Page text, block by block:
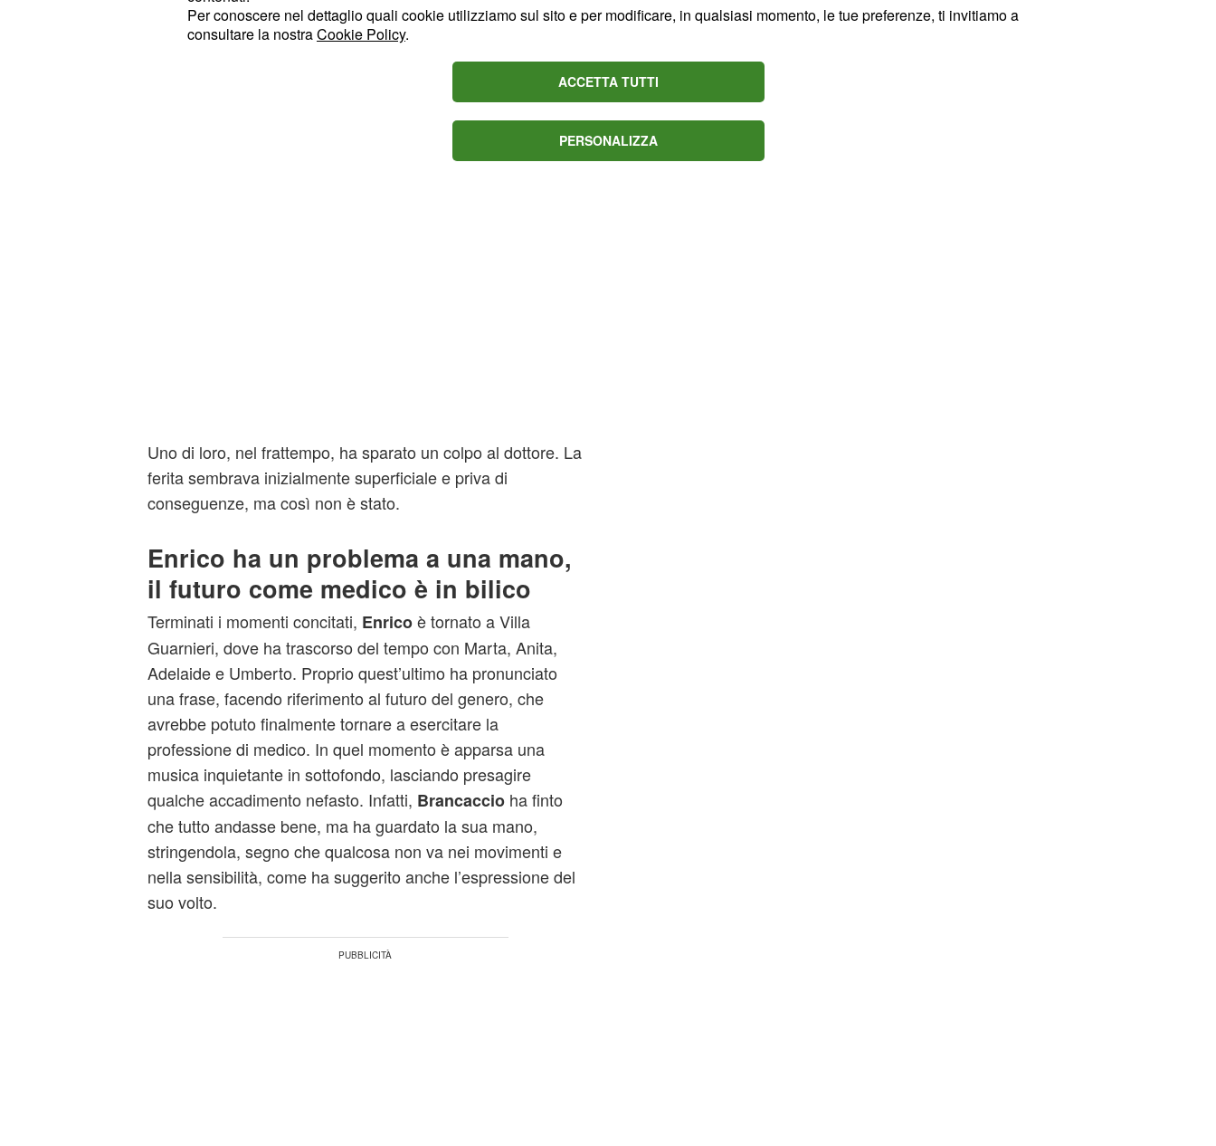
in realtà voleva sequestrarlo per impedirgli di arrivare a
destinazione. Resosi conto del pericolo,
Mimmo, che ha
Uno di loro, nel frattempo, ha sparato un colpo al dottore. La
ferita sembrava inizialmente superficiale e priva di
conseguenze, ma così non è stato.
Enrico ha un problema a una mano,
il futuro come medico è in bilico
Terminati i momenti concitati, Enricoè tornato a Villa
Guarnieri, dove ha trascorso del tempo con Marta, Anita,
Adelaide e Umberto. Proprio quest’ultimo ha pronunciato
una frase, facendo riferimento al futuro del genero, che
avrebbe potuto finalmente tornare a esercitare la
professione di medico. In quel momento è apparsa una
musica inquietante in sottofondo, lasciando presagire
qualche accadimento nefasto. Infatti, Brancaccioha finto
che tutto andasse bene, ma ha guardato la sua mano,
stringendola, segno che qualcosa non va nei movimenti e
nella sensibilità, come ha suggerito anche l’espressione del
suo volto.
Per conoscere nel dettaglio quali cookie utilizziamo sul sito e per modificare, in qualsiasi momento, le tue preferenze, ti invitiamo a
consultare la nostraCookie Policy.
ACCETTA TUTTI
PERSONALIZZA